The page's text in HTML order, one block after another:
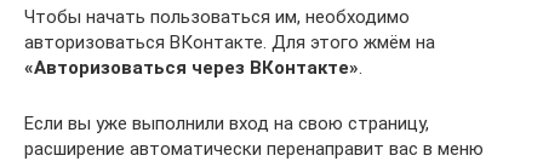
Чтобы начать пользоваться им, необходимо
авторизоваться ВКонтакте. Для этого жмём на
«Авторизоваться через ВКонтакте».
Если вы уже выполнили вход на свою страницу,
расширение автоматически перенаправит вас в меню